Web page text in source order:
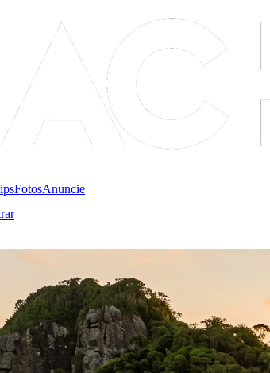
FotosAnuncie